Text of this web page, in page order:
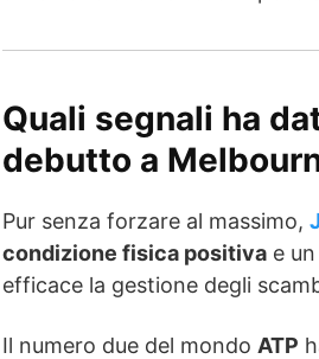
Quali segnali ha
debutto a
Pur senza forzare al massimo,
condizione fisica positiva e
efficace la gestione degli
Il numero due del mondo ATP